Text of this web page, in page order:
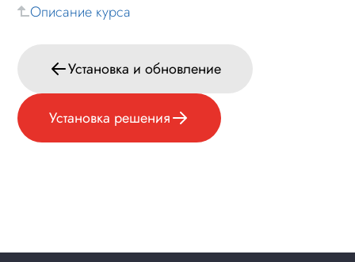
Слайдер
Меню сайта
Проблемы и решения
Описание курса
Установка и обновление
Установка решения